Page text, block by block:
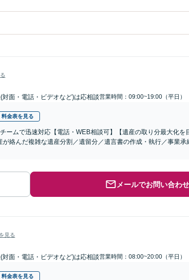
対面・電話・ビデオなど)は応相談営業時間：09:00~19:00（平日）
料金表を見る
ームで迅速対応【電話・WEB相談可】【遺産の取り分最大化を
が絡んだ複雑な遺産分割／遺留分／遺言書の作成・執行／事業
メールでお問い合わせ
見る
対面・電話・ビデオなど)は応相談営業時間：08:00~20:00（平日）
料金表を見る